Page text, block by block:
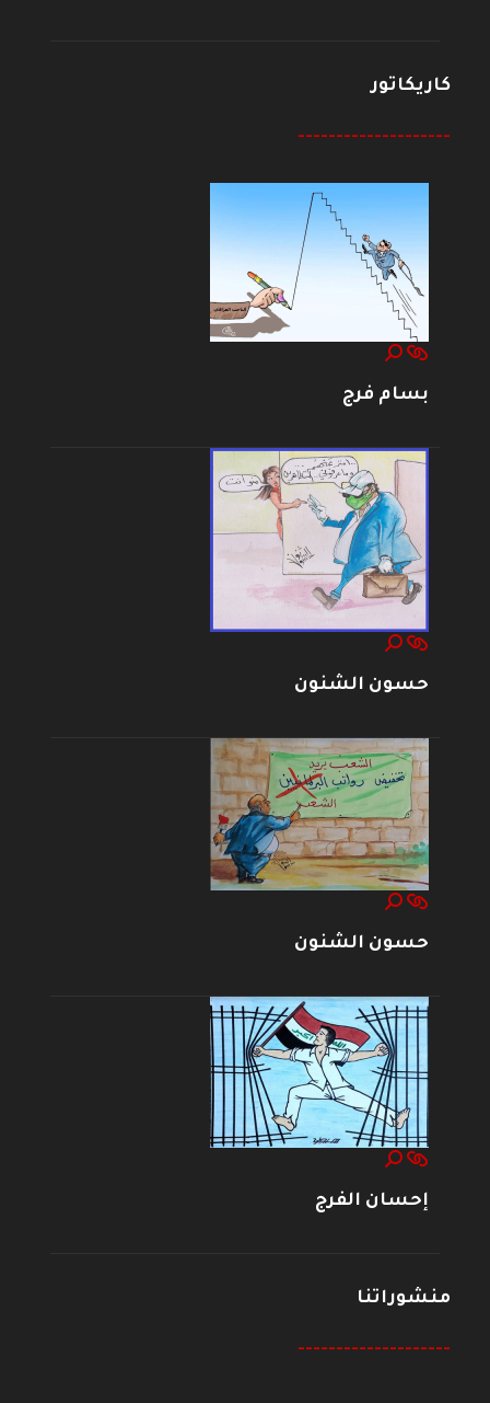
كاريكاتور
--------------------
بسام فرج
حسون الشنون
حسون الشنون
إحسان الفرج
منشوراتنا
--------------------